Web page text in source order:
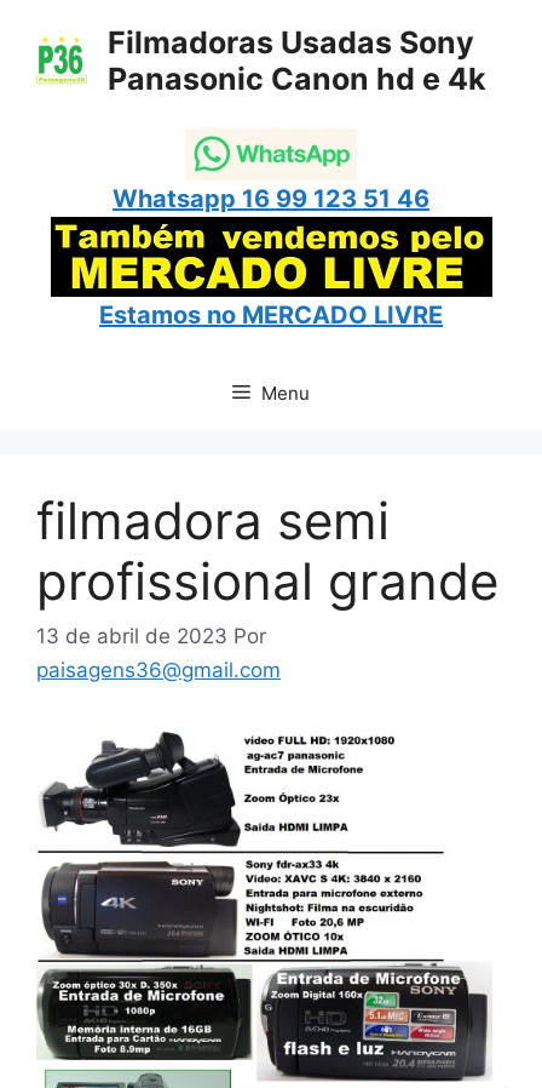
para
Filmadoras Usadas Sony
Panasonic Canon hd e 4k
Whatsapp 16 99 123 51 46
Estamos no MERCADO LIVRE
Menu
filmadora semi
profissional grande
13 de abril de 2023 Por
paisagens36@gmail.com